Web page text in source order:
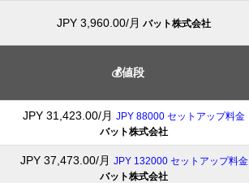
JPY 3,960.00/月 バット株式会社
💰値段
JPY 31,423.00/月 JPY 88000 セットアップ料金
バット株式会社
JPY 37,473.00/月 JPY 132000 セットアップ料金
バット株式会社